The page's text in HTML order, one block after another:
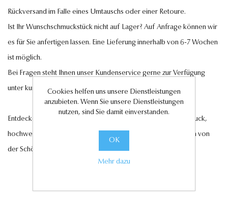
Rückversand im Falle eines Umtauschs oder einer Retoure.
Ist Ihr Wunschschmuckstück nicht auf Lager? Auf Anfrage können wir
es für Sie anfertigen lassen. Eine Lieferung innerhalb von 6-7 Wochen
ist möglich.
Bei Fragen steht Ihnen unser Kundenservice gerne zur Verfügung
unter kundenservice@antwerp-diamonds.de.
Entdecken Sie jetzt unsere exquisite Auswahl an Diamantschmuck,
hochwertigen Edelsteinen und edlen Perlen und lassen Sie sich von
der Schönheit und Eleganz unserer Kollektionen verzaubern.
Cookies helfen uns unsere Dienstleistungen
anzubieten. Wenn Sie unsere Dienstleistungen
nutzen, sind Sie damit einverstanden.
OK
Mehr dazu